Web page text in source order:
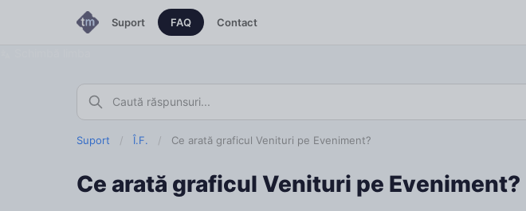
Suport FAQ Contact
Suport / Î.F. / Ce arată graficul Venituri pe Eveniment?
Ce arată graficul Venituri pe Eveniment?